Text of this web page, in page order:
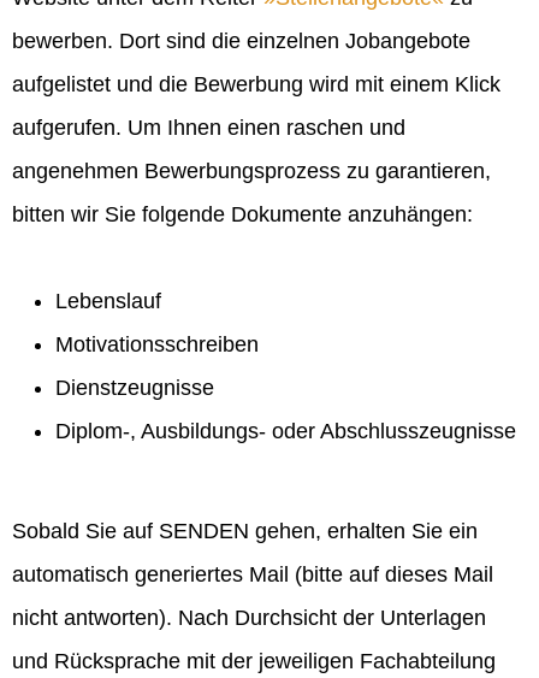
bewerben. Dort sind die einzelnen Jobangebote
aufgelistet und die Bewerbung wird mit einem Klick
aufgerufen. Um Ihnen einen raschen und
angenehmen Bewerbungsprozess zu garantieren,
bitten wir Sie folgende Dokumente anzuhängen:
Lebenslauf
Motivationsschreiben
Dienstzeugnisse
Diplom-, Ausbildungs- oder Abschlusszeugnisse
Sobald Sie auf SENDEN gehen, erhalten Sie ein
automatisch generiertes Mail (bitte auf dieses Mail
nicht antworten). Nach Durchsicht der Unterlagen
und Rücksprache mit der jeweiligen Fachabteilung